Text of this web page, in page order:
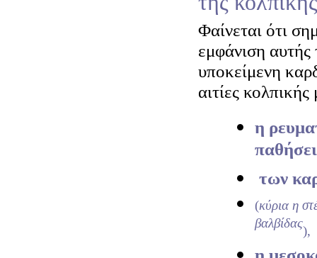
Φαίνεται ότι
εμφάνιση αυτής
υποκείμενη
αιτίες
η
των
(κύρια η
βαλβίδας),